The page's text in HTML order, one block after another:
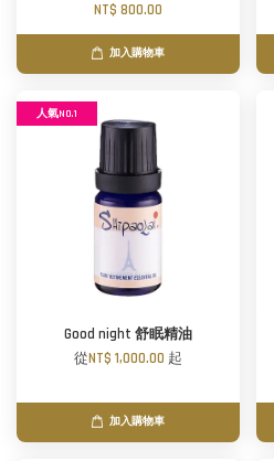
NT$ 800.00
加入購物車
人氣NO.1
Good night 舒眠精油
從NT$ 1,000.00 起
加入購物車